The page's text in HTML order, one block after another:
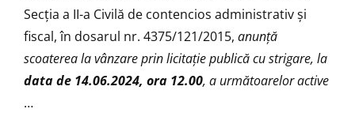
Secția a II-a Civilă de contencios administrativ și
fiscal, în dosarul nr. 4375/121/2015, anunţă
scoaterea la vânzare prin licitaţie publică cu strigare, la
data de 14.06.2024, ora 12.00, a următoarelor active
…